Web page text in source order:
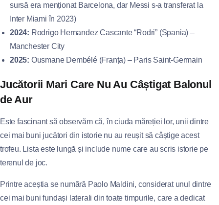
sursă era menționat Barcelona, dar Messi s-a transferat la
Inter Miami în 2023)
2024: Rodrigo Hernandez Cascante “Rodri” (Spania) –
Manchester City
2025: Ousmane Dembélé (Franța) – Paris Saint-Germain
Jucătorii Mari Care Nu Au Câștigat Balonul
de Aur
Este fascinant să observăm că, în ciuda măreției lor, unii dintre
cei mai buni jucători din istorie nu au reușit să câștige acest
trofeu. Lista este lungă și include nume care au scris istorie pe
terenul de joc.
Printre aceștia se numără Paolo Maldini, considerat unul dintre
cei mai buni fundași laterali din toate timpurile, care a dedicat